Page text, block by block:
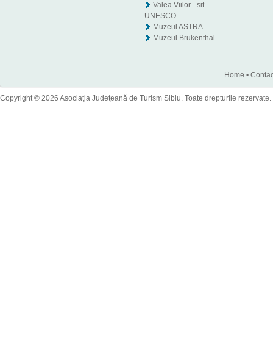
Valea Viilor - sit
UNESCO
Muzeul ASTRA
Muzeul Brukenthal
Home •
Copyright © 2026 Asociaţia Judeţeană de Turism Sibiu. Toate drepturile rezervate.